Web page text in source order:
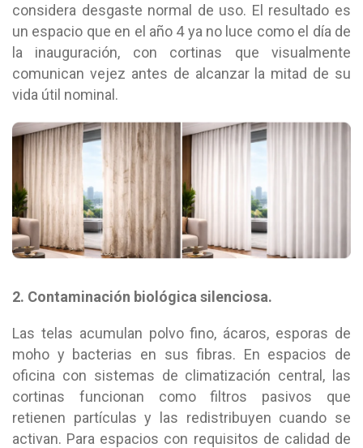
considera desgaste normal de uso. El resultado es
un espacio que en el año 4 ya no luce como el día de
la inauguración, con cortinas que visualmente
comunican vejez antes de alcanzar la mitad de su
vida útil nominal.
2. Contaminación biológica silenciosa.
Las telas acumulan polvo fino, ácaros, esporas de
moho y bacterias en sus fibras. En espacios de
oficina con sistemas de climatización central, las
cortinas funcionan como filtros pasivos que
retienen partículas y las redistribuyen cuando se
activan. Para espacios con requisitos de calidad de